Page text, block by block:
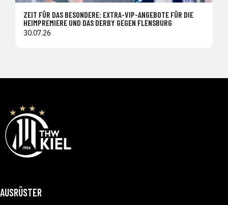
ZEIT FÜR DAS BESONDERE: EXTRA-VIP-ANGEBOTE FÜR DIE
HEIMPREMIERE UND DAS DERBY GEGEN FLENSBURG
30.07.26
AUSRÜSTER